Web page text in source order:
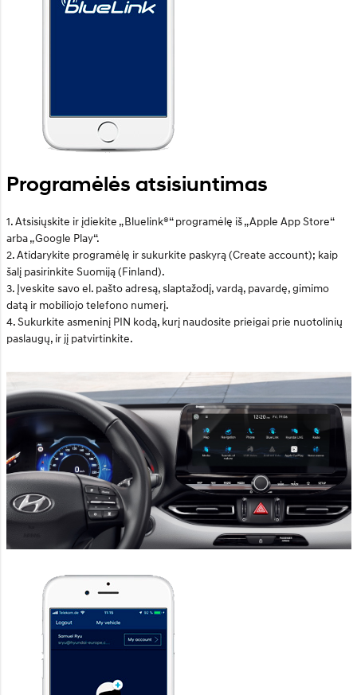
Programėlės atsisiuntimas
1. Atsisiųskite ir įdiekite „Bluelink®“ programėlę iš „Apple App Store“
arba „Google Play“.
2. Atidarykite programėlę ir sukurkite paskyrą (Create account); kaip
šalį pasirinkite Suomiją (Finland).
3. Įveskite savo el. pašto adresą, slaptažodį, vardą, pavardę, gimimo
datą ir mobiliojo telefono numerį.
4. Sukurkite asmeninį PIN kodą, kurį naudosite prieigai prie nuotolinių
paslaugų, ir jį patvirtinkite.